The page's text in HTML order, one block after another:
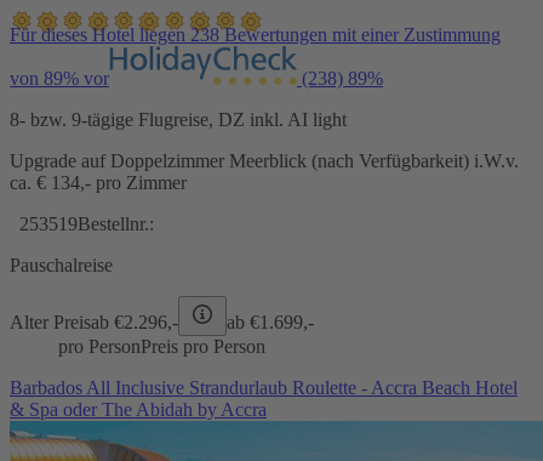
Für dieses Hotel liegen 238 Bewertungen mit einer Zustimmung
von 89% vor (238) 89%
8- bzw. 9-tägige Flugreise, DZ inkl. AI light
Upgrade auf Doppelzimmer Meerblick (nach Verfügbarkeit) i.W.v.
ca. € 134,- pro Zimmer
253519Bestellnr.:
Pauschalreise
Alter Preisab €2.296,- ab €1.699,-
pro PersonPreis pro Person
Barbados All Inclusive Strandurlaub Roulette - Accra Beach Hotel
& Spa oder The Abidah by Accra